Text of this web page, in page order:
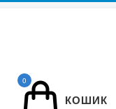
0
КОШИК